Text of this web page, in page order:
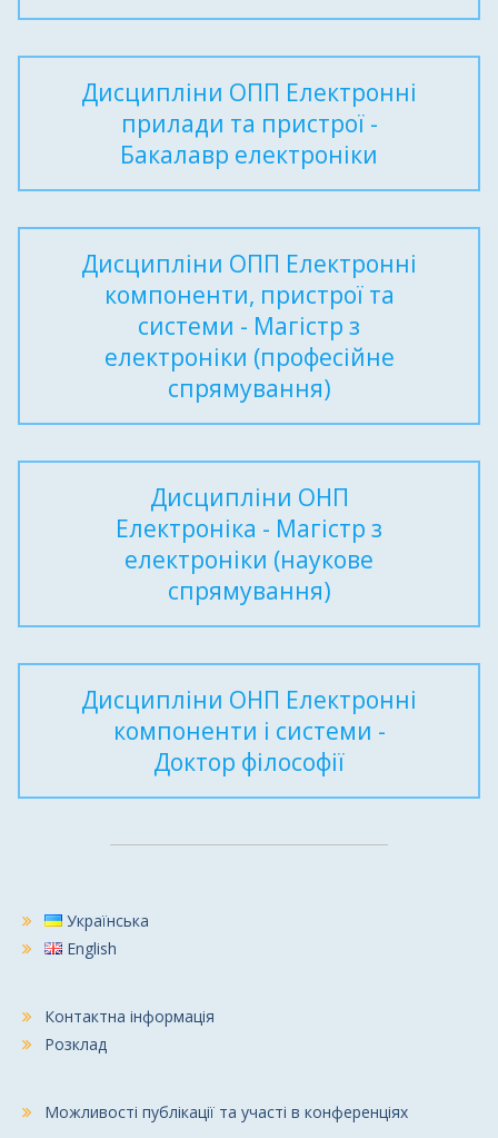
Дисципліни ОПП Електронні
прилади та пристрої -
Бакалавр електроніки
Дисципліни ОПП Електронні
компоненти, пристрої та
системи - Магістр з
електроніки (професійне
спрямування)
Дисципліни ОНП
Електроніка - Магістр з
електроніки (наукове
спрямування)
Дисципліни ОНП Електронні
компоненти і системи -
Доктор філософії
Українська
English
Контактна інформація
Розклад
Можливості публікації та участі в конференціях